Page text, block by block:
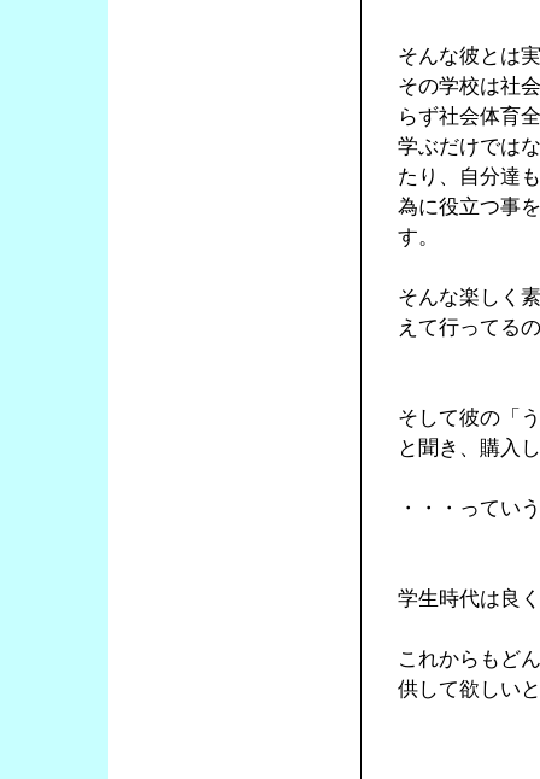
そんな彼とは
その学校は社
らず社会体育
学ぶだけでは
たり、自分達
為に役立つ事
す。
そんな楽しく
えて行ってる
そして彼の「
と聞き、購入
・・・ってい
学生時代は良
これからもど
供して欲しい